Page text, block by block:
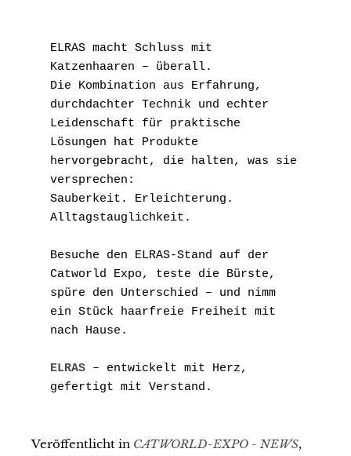
ELRAS macht Schluss mit
Katzenhaaren – überall.
Die Kombination aus Erfahrung,
durchdachter Technik und echter
Leidenschaft für praktische
Lösungen hat Produkte
hervorgebracht, die halten, was sie
versprechen:
Sauberkeit. Erleichterung.
Alltagstauglichkeit.
Besuche den ELRAS-Stand auf der
Catworld Expo, teste die Bürste,
spüre den Unterschied – und nimm
ein Stück haarfreie Freiheit mit
nach Hause.
ELRAS – entwickelt mit Herz,
gefertigt mit Verstand.
Veröffentlicht in CATWORLD-EXPO - NEWS,